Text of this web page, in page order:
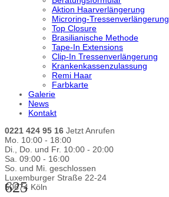
Aktion Haarverlängerung
Microring-Tressenverlängerung
Top Closure
Brasilianische Methode
Tape-In Extensions
Clip-In Tressenverlängerung
Krankenkassenzulassung
Remi Haar
Farbkarte
Galerie
News
Kontakt
0221 424 95 16 Jetzt Anrufen
Mo. 10:00 - 18:00
Di., Do. und Fr. 10:00 - 20:00
Sa. 09:00 - 16:00
So. und Mi. geschlossen
Luxemburger Straße 22-24
50674 Köln
625